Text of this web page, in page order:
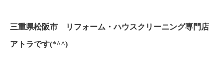
三重県松阪市 リフォーム・ハウスクリーニング専門店
アトラです(*^^)